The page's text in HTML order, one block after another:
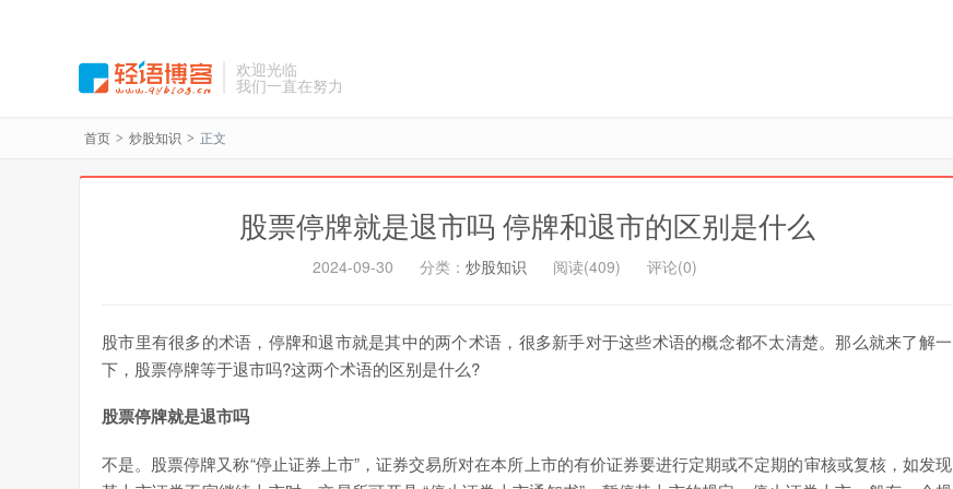
欢迎光临
我们一直在努力
首页 > 炒股知识 > 正文
股票停牌就是退市吗 停牌和退市的区别是什么
2024-09-30 分类： 炒股知识 阅读(409) 评论(0)
股市里有很多的术语，停牌和退市就是其中的两个术语，很多新手对于这些术语的概念都不太清楚。那么就来了解一
下，股票停牌等于退市吗?这两个术语的区别是什么?
股票停牌就是退市吗
不是。股票停牌又称“停止证券上市”，证券交易所对在本所上市的有价证券要进行定期或不定期的审核或复核，如发现